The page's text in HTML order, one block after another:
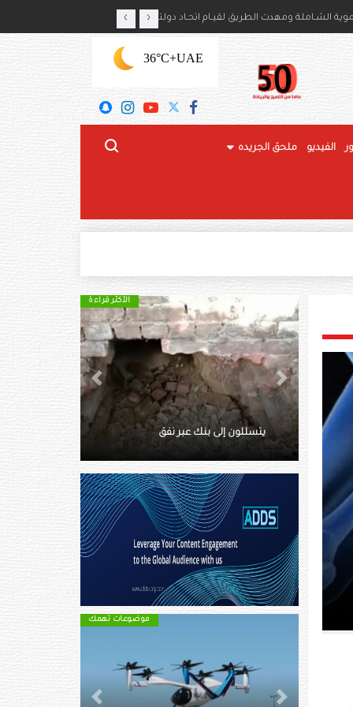
بذكرى استقلال بلديهما ‹ ›
UAE
+36°C
الفيديو ملحق الجريده
الأكثر قراءة الأكثر قراءة
ماتت وسط الثلوج.. توثق آخر
لحظاتها بفيديو
Previous
Next
موضوعات تهمك